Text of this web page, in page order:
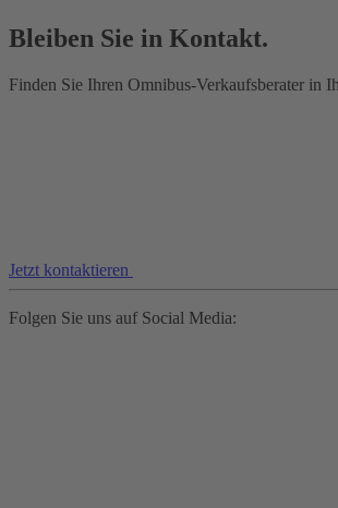
Bleiben Sie in Kontakt.
Finden Sie Ihren Omnibus-Verkaufsberater in
Jetzt kontaktieren
Folgen Sie uns auf Social Media: